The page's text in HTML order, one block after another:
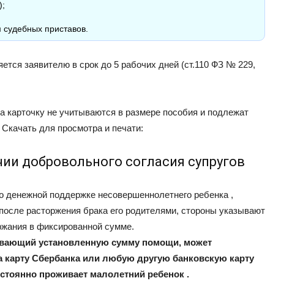
приставов.
заявителю в срок до 5 рабочих дней (ст.110 ФЗ № 229,
карточку не учитываются в размере пособия и подлежат
для просмотра и печати:
добровольного согласия супругов
поддержке несовершеннолетнего ребенка ,
расторжения брака его родителями, стороны указывают
в фиксированной сумме.
установленную сумму помощи, может
карту Сбербанка или любую другую банковскую карту
проживает малолетний ребенок .